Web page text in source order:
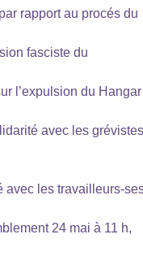
rapport au procés du
fasciste du
l’expulsion du Hangar
avec les grévistes
avec les travailleurs-
24 mai à 11 h,